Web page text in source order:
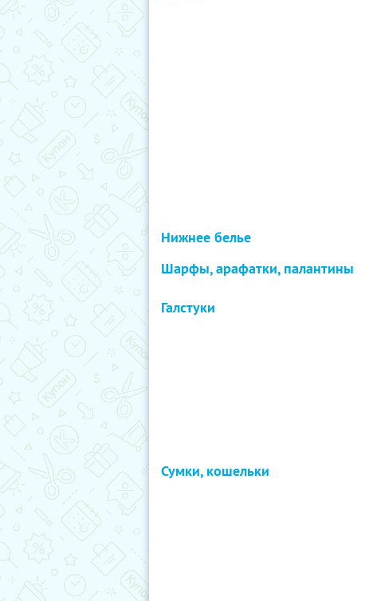
Нижнее белье
Шарфы, арафатки, палантины
Галстуки
Сумки, кошельки